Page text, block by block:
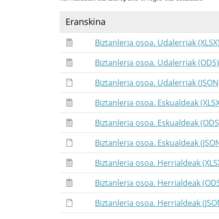
Eranskina
Biztanleria osoa. Udalerriak (XLSX)
Biztanleria osoa. Udalerriak (ODS)
Biztanleria osoa. Udalerriak
Biztanleria osoa. Eskualdeak
Biztanleria osoa. Eskualdeak
Biztanleria osoa. Eskualdeak
Biztanleria osoa. Herrialdeak
Biztanleria osoa. Herrialdeak
Biztanleria osoa. Herrialdeak